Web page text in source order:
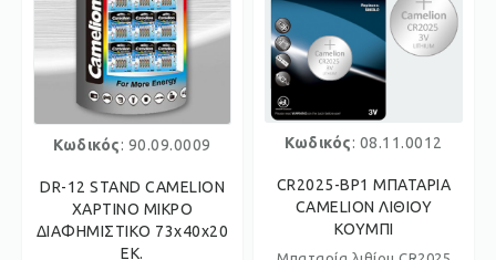
Κωδικός: 90.09.0009
DR-12 STAND CAMELION
ΧΑΡΤΙΝΟ ΜΙΚΡΟ
ΔΙΑΦΗΜΙΣΤΙΚΟ 73x40x20
ΕΚ.
Κωδικός: 08.11.0012
CR2025-BP1 ΜΠΑΤΑΡΙΑ
CAMELION ΛΙΘΙΟΥ
ΚΟΥΜΠΙ